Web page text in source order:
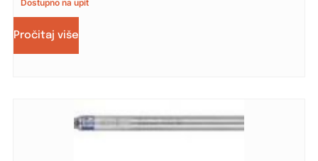
Dostupno na upit
Pročitaj više